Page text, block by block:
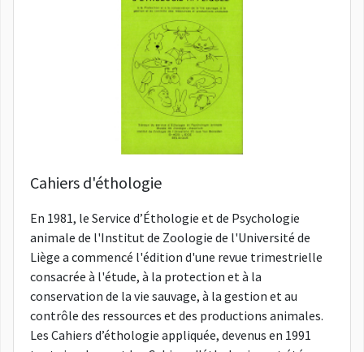
Cahiers d'éthologie
En 1981, le Service d’Éthologie et de Psychologie
animale de l'Institut de Zoologie de l'Université de
Liège a commencé l'édition d'une revue trimestrielle
consacrée à l'étude, à la protection et à la
conservation de la vie sauvage, à la gestion et au
contrôle des ressources et des productions animales.
Les Cahiers d’éthologie appliquée, devenus en 1991